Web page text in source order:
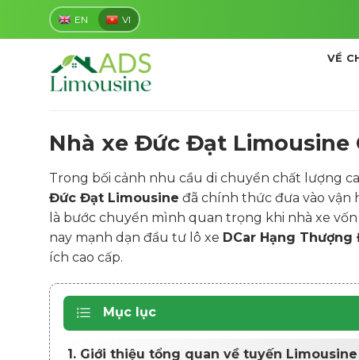
EN VI
VỀ
Nhà xe Đức Đạt Limousine
Trong bối cảnh nhu cầu di chuyển chất lượng
Đức Đạt Limousine đã chính thức đưa vào vận
là bước chuyển mình quan trọng khi nhà xe
nay mạnh dạn đầu tư lô xe DCar Hạng Thượng
ích cao cấp.
Mục lục
1. Giới thiệu tổng quan về tuyến Limousine